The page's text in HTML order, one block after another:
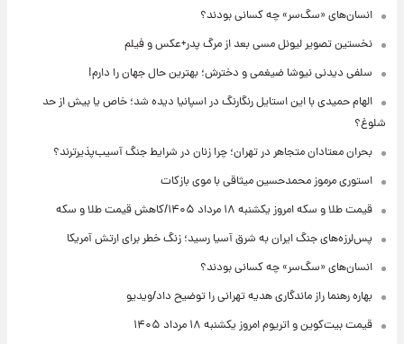
انسان‌های «سگ‌سر» چه کسانی بودند؟
نخستین تصویر لیونل مسی بعد از مرگ پدر+عکس و فیلم
سلفی دیدنی نیوشا ضیغمی و دخترش؛ بهترین حال جهان را دارم!
الهام حمیدی با این استایل رنگارنگ در اسپانیا دیده شد؛ خاص یا بیش از حد
شلوغ؟
بحران معتادان متجاهر در تهران؛ چرا زنان در شرایط جنگ آسیب‌پذیرترند؟
استوری مرموز محمدحسین میثاقی با موی بازکات
قیمت طلا و سکه امروز یکشنبه ۱۸ مرداد ۱۴۰۵/کاهش قیمت طلا و سکه
پس‌لرزه‌های جنگ ایران به شرق آسیا رسید؛ زنگ خطر برای ارتش آمریکا
انسان‌های «سگ‌سر» چه کسانی بودند؟
بهاره رهنما راز ماندگاری هدیه تهرانی را توضیح داد/ویدیو
قیمت بیت‌کوین و اتریوم امروز یکشنبه ۱۸ مرداد ۱۴۰۵